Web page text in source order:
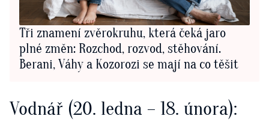
Tři znamení zvěrokruhu, která čeká jaro
plné změn: Rozchod, rozvod, stěhování.
Berani, Váhy a Kozorozi se mají na co těšit
Vodnář (20. ledna – 18. února):